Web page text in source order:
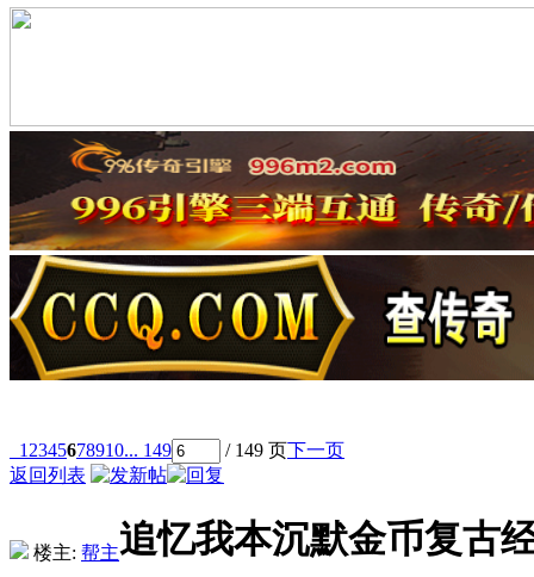
1 2345678910... 149 / 149 页下一页
返回列表
楼主: 帮主追忆我本沉默金币复古